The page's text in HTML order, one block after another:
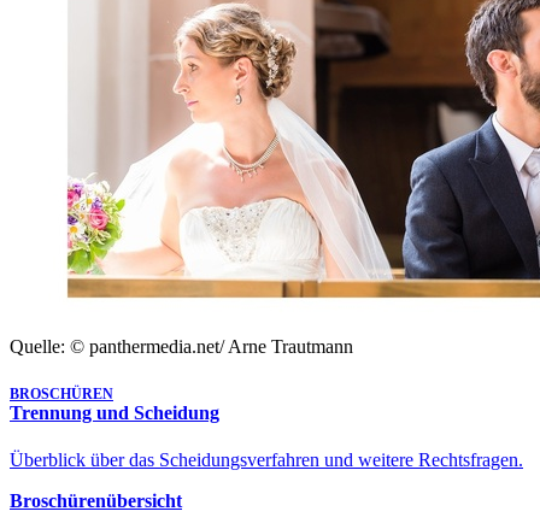
Quelle: © panthermedia.net/ Arne Trautmann
BROSCHÜREN
Trennung und Scheidung
Überblick über das Scheidungsverfahren und weitere Rechtsfragen.
Broschürenübersicht